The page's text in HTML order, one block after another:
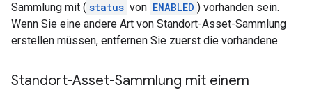
Sammlung mit ( status von ENABLED ) vorhanden sein.
Wenn Sie eine andere Art von Standort-Asset-Sammlung
erstellen müssen, entfernen Sie zuerst die vorhandene.
Standort-Asset-Sammlung mit einem